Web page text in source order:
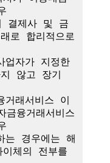
결제사 및 금
로 합리적으로
자가 지정한
않고 장기
래서비스 이
융거래서비스
경우에는 해
체의 전부를